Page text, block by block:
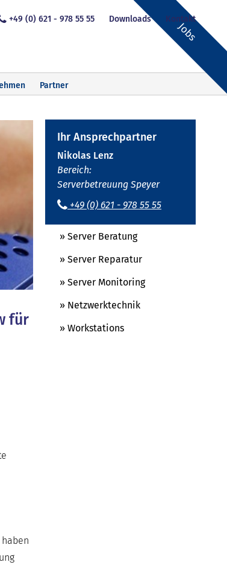
Jobs
+49 (0) 621 - 978 55 55 Downloads Kontakt
Partner
für
Ihr Ansprechpartner
Nikolas Lenz
Bereich:
Serverbetreuung Speyer
+49 (0) 621 - 978 55 55
» Server Beratung
» Server Reparatur
» Server Monitoring
» Netzwerktechnik
» Workstations